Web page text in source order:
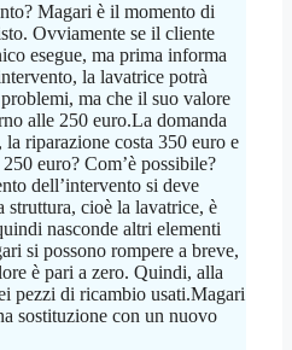
Magari è il momento di
Ovviamente se il cliente
esegue, ma prima informa
la lavatrice potrà
ma che il suo valore
alle 250 euro.La domanda
la riparazione costa 350 euro e
euro? Com’è possibile?
dell’intervento si deve
struttura, cioè la lavatrice, è
nasconde altri elementi
si possono rompere a breve,
è pari a zero. Quindi, alla
pezzi di ricambio usati.Magari
sostituzione con un nuovo